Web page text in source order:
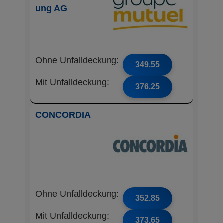
ung AG
Ohne Unfalldeckung: 349.55
Mit Unfalldeckung: 376.25
CONCORDIA
Ohne Unfalldeckung: 352.85
Mit Unfalldeckung: 373.65